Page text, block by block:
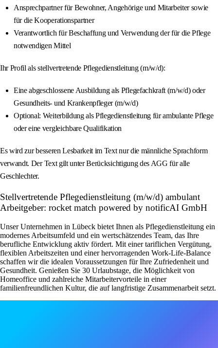
Ansprechpartner für Bewohner, Angehörige und Mitarbeiter sowie
für die Kooperationspartner
Verantwortlich für Beschaffung und Verwendung der für die Pflege
notwendigen Mittel
Ihr Profil als stellvertretende Pflegedienstleitung (m/w/d):
Eine abgeschlossene Ausbildung als Pflegefachkraft (m/w/d) oder
Gesundheits- und Krankenpfleger (m/w/d)
Optional: Weiterbildung als Pflegedienstleitung für ambulante Pflege
oder eine vergleichbare Qualifikation
Es wird zur besseren Lesbarkeit im Text nur die männliche Sprachform
verwandt. Der Text gilt unter Berücksichtigung des AGG für alle
Geschlechter.
Stellvertretende Pflegedienstleitung (m/w/d) ambulant
Arbeitgeber: rocket match powered by notificAI GmbH
Unser Unternehmen in Lübeck bietet Ihnen als Pflegedienstleitung ein
modernes Arbeitsumfeld und ein wertschätzendes Team, das Ihre
berufliche Entwicklung aktiv fördert. Mit einer tariflichen Vergütung,
flexiblen Arbeitszeiten und einer hervorragenden Work-Life-Balance
schaffen wir die idealen Voraussetzungen für Ihre Zufriedenheit und
Gesundheit. Genießen Sie 30 Urlaubstage, die Möglichkeit von
Homeoffice und zahlreiche Mitarbeitervorteile in einer
familienfreundlichen Kultur, die auf langfristige Zusammenarbeit setzt.